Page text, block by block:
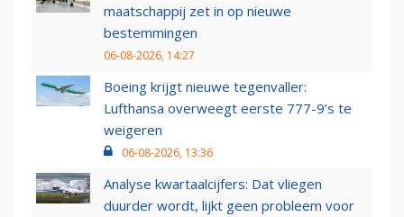
maatschappij zet in op nieuwe
bestemmingen
06-08-2026, 14:27
Boeing krijgt nieuwe tegenvaller:
Lufthansa overweegt eerste 777-9’s te
weigeren
06-08-2026, 13:36
Analyse kwartaalcijfers: Dat vliegen
duurder wordt, lijkt geen probleem voor